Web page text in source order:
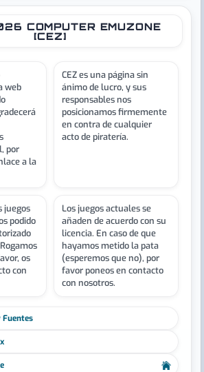
COMPUTER EMUZONE
[CEZ]
web
por
a la
CEZ es una página sin
ánimo de lucro, y sus
responsables nos
posicionamos firmemente
en contra de cualquier
acto de piratería.
juegos
podido
os
con
Los juegos actuales se
añaden de acuerdo con su
licencia. En caso de que
hayamos metido la pata
(esperemos que no), por
favor poneos en contacto
con nosotros.